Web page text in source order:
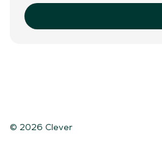
© 2026 Clever